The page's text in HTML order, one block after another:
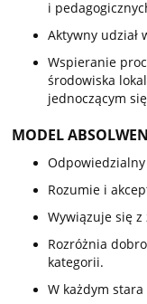
i
Aktywny udział
Wspieranie
środowiska
jednoczącym
MODEL
Rozumie i
Wywiązuje się
Rozróżnia
kategorii.
W każdym